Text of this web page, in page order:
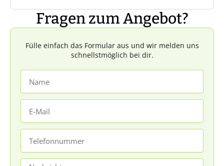
Wespen haben sie kein Interesse an
menschlichen Speisen.
und saisonale Schwankungen sind ganz
natürlich.
Ja, HIIVE übernimmt hier die gesetzlichen
Fragen zum Angebot?
Fülle einfach das Formular aus und wir melden uns
schnellstmöglich bei dir.
Mail